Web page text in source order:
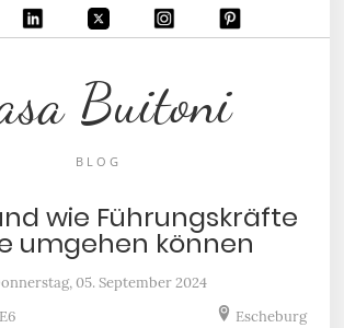
Buitoni
BLOG
wie Führungskräfte
umgehen können
05. September 2024
Escheburg